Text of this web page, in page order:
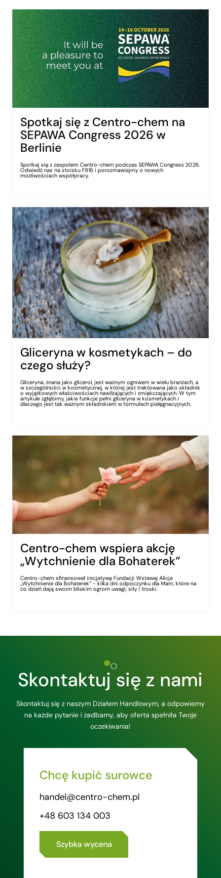
Spotkaj się z Centro-chem na
SEPAWA Congress 2026 w
Berlinie
Spotkaj się z zespołem Centro-chem podczas SEPAWA Congress 2026.
Odwiedź nas na stoisku F816 i porozmawiajmy o nowych
możliwościach współpracy.
Gliceryna w kosmetykach – do
czego służy?
Gliceryna, znana jako glicerol, jest ważnym ogniwem w wielu branżach, a
w szczególności w kosmetycznej, w której jest traktowana jako składnik
o wyjątkowych właściwościach nawilżających i zmiękczających. W tym
artykule zgłębimy, jakie funkcje pełni gliceryna w kosmetykach i
dlaczego jest tak ważnym składnikiem w formułach pielęgnacyjnych.
Centro-chem wspiera akcję
„Wytchnienie dla Bohaterek”
Centro-chem sfinansował inicjatywę Fundacji Wstawaj Alicja
„Wytchnienie dla Bohaterek” - kilka dni odpoczynku dla Mam, które na
co dzień dają swoim bliskim ogrom uwagi, siły i troski.
Skontaktuj się z nami
Skontaktuj się z naszym Działem Handlowym, a odpowiemy
na każde pytanie i zadbamy, aby oferta spełniła Twoje
oczekiwania!
Chcę kupić surowce
handel@centro-chem.pl
+48 603 134 003
Szybka wycena